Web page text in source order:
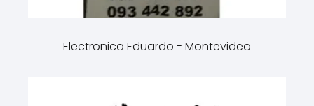
Electronica Eduardo - Montevideo